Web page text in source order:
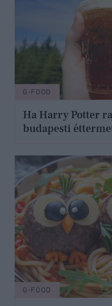
G-FOOD
Ha Harry Potter
budapesti
G-FOOD